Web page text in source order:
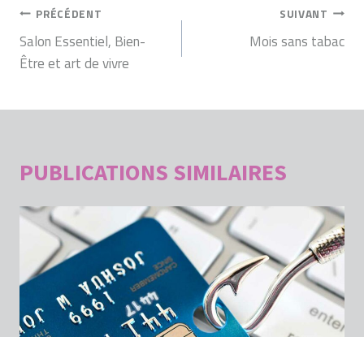
NAVIGATION
DE
L’ARTICLE
PRÉCÉDENT
Salon Essentiel, Bien-
Être et art de vivre
SUIVANT
Mois sans tabac
PUBLICATIONS SIMILAIRES